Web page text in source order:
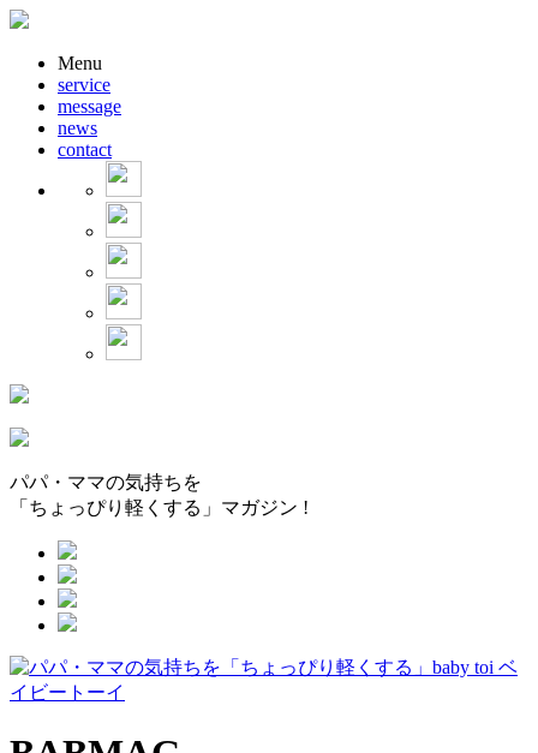
Menu
service
message
news
contact
パパ・ママの気持ちを
「ちょっぴり軽くする」マガジン !